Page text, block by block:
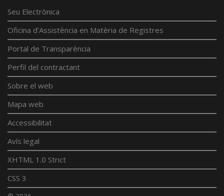
Seu Electrònica
Oficina d'Assistència en Matèria de Registres
Portal de Transparència
Perfil del contractant
Sobre el web
Mapa web
Accessibilitat
Avís legal
XHTML 1.0 Strict
CSS 3